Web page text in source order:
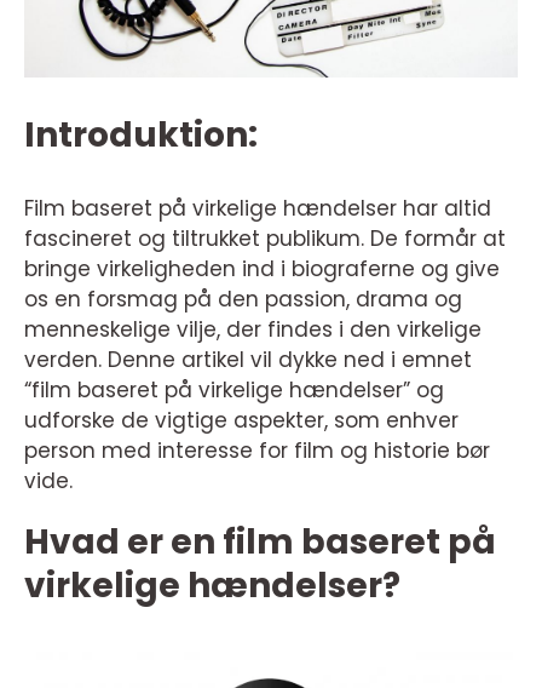
Introduktion:
Film baseret på virkelige hændelser har altid
fascineret og tiltrukket publikum. De formår at
bringe virkeligheden ind i biograferne og give
os en forsmag på den passion, drama og
menneskelige vilje, der findes i den virkelige
verden. Denne artikel vil dykke ned i emnet
“film baseret på virkelige hændelser” og
udforske de vigtige aspekter, som enhver
person med interesse for film og historie bør
vide.
Hvad er en film baseret på
virkelige hændelser?